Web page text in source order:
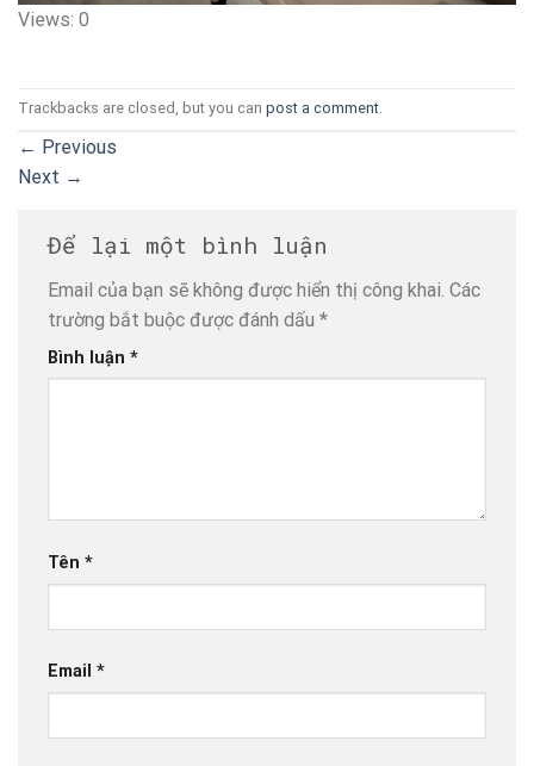
Views: 0
Trackbacks are closed, but you can post a comment.
← Previous
Next →
Để lại một bình luận
Email của bạn sẽ không được hiển thị công khai. Các
trường bắt buộc được đánh dấu *
Bình luận *
Tên *
Email *